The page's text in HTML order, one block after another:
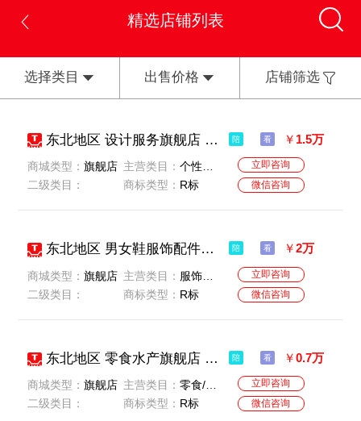
精选店铺列表
选择类目 出售价格 店铺筛选
东北地区 设计服务旗舰店 无扣分 无贷款 卖家特价出售 一般纳税 陪 看 ￥ 1.5万
商城类型：旗舰店
二级类目：
主营类目：个性定制/设计服务/DIY-个性定制/设计服务/DIY
商标类型： R标
立即咨询
微信咨询
东北地区 男女鞋服饰配件旗舰店 卖家急售 一般纳税 价格实惠 陪 看 ￥2万
商城类型：旗舰店
二级类目：
主营类目： 服饰配件/皮带/帽子/围巾-流行男鞋-女鞋
商标类型： R标
立即咨询
微信咨询
东北地区 零食水产旗舰店 无扣分无贷款 公司一般纳税人 名字好听 陪 看 ￥0.7万
商城类型：旗舰店
二级类目：
主营类目：零食/坚果/特产
商标类型： R标
立即咨询
微信咨询